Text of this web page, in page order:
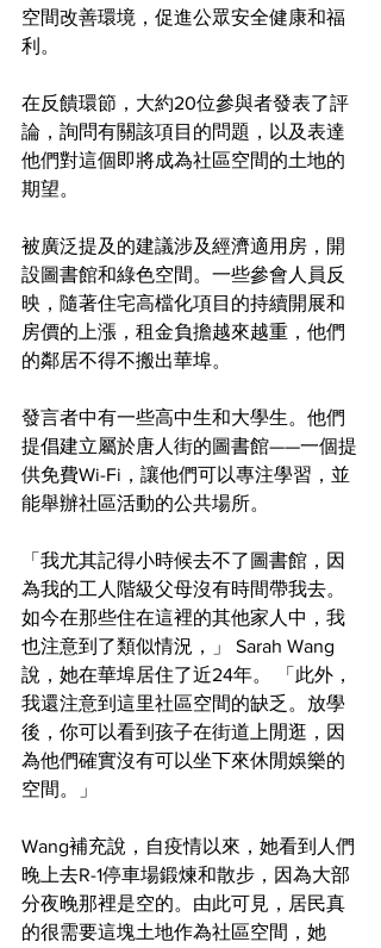
空間改善環境，促進公眾安全健康和福
利。
在反饋環節，大約20位參與者發表了評
論，詢問有關該項目的問題，以及表達
他們對這個即將成為社區空間的土地的
期望。
被廣泛提及的建議涉及經濟適用房，開
設圖書館和綠色空間。一些參會人員反
映，隨著住宅高檔化項目的持續開展和
房價的上漲，租金負擔越來越重，他們
的鄰居不得不搬出華埠。
發言者中有一些高中生和大學生。他們
提倡建立屬於唐人街的圖書館——一個提
供免費Wi-Fi，讓他們可以專注學習，並
能舉辦社區活動的公共場所。
「我尤其記得小時候去不了圖書館，因
為我的工人階級父母沒有時間帶我去。
如今在那些住在這裡的其他家人中，我
也注意到了類似情況，」 Sarah Wang
說，她在華埠居住了近24年。 「此外，
我還注意到這里社區空間的缺乏。放學
後，你可以看到孩子在街道上閒逛，因
為他們確實沒有可以坐下來休閒娛樂的
空間。」
Wang補充說，自疫情以來，她看到人們
晚上去R-1停車場鍛煉和散步，因為大部
分夜晚那裡是空的。由此可見，居民真
的很需要這塊土地作為社區空間，她